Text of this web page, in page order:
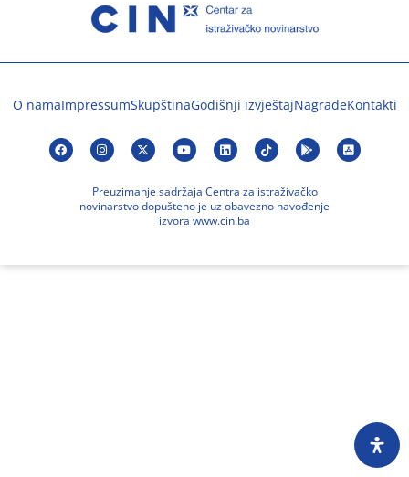
O namaImpressumSkupštinaGodišnji izvještajNagradeKontakti
Preuzimanje sadržaja Centra za istraživačko
novinarstvo dopušteno je uz obavezno navođenje
izvora www.cin.ba